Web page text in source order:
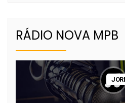
RÁDIO NOVA MPB